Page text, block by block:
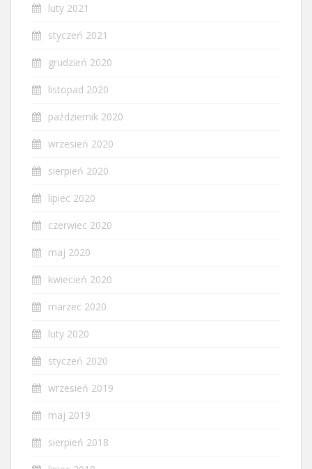
luty 2021
styczeń 2021
grudzień 2020
listopad 2020
październik 2020
wrzesień 2020
sierpień 2020
lipiec 2020
czerwiec 2020
maj 2020
kwiecień 2020
marzec 2020
luty 2020
styczeń 2020
wrzesień 2019
maj 2019
sierpień 2018